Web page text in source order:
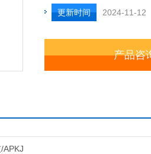
更新时间 2024-11-12
产品咨
APKJ